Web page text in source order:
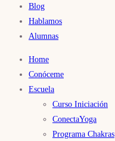
Blog
Hablamos
Alumnas
Home
Conóceme
Escuela
Curso Iniciación
ConectaYoga
Programa Chakras